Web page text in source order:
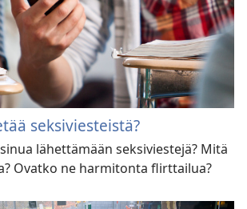
seksiviesteistä?
lähettämään seksiviestejä? Mitä
Ovatko ne harmitonta flirttailua?